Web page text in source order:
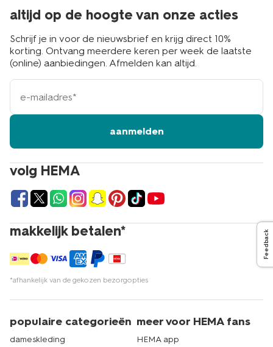
volg HEMA
makkelijk betalen*
*afhankelijk van de gekozen bezorgopties
altijd op de hoogte van onze acties
Schrijf je in voor de nieuwsbrief en krijg direct 10%
korting. Ontvang meerdere keren per week de laatste
(online) aanbiedingen. Afmelden kan altijd.
e-
mailadres
aanmelden
populaire categorieën
dameskleding
meer voor HEMA fans
HEMA app
Feedback